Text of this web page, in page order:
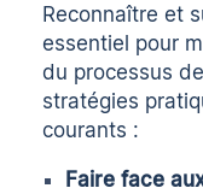
Reconnaître et
essentiel pour
du processus
stratégies
courants :
Faire face